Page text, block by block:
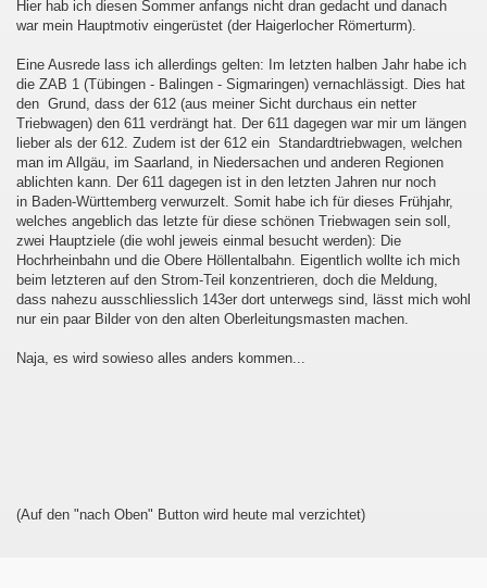
Hier hab ich diesen Sommer anfangs nicht dran gedacht und danach
war mein Hauptmotiv eingerüstet (der Haigerlocher Römerturm).
Eine Ausrede lass ich allerdings gelten: Im letzten halben Jahr habe ich
die ZAB 1 (Tübingen - Balingen - Sigmaringen) vernachlässigt. Dies hat
den Grund, dass der 612 (aus meiner Sicht durchaus ein netter
Triebwagen) den 611 verdrängt hat. Der 611 dagegen war mir um längen
lieber als der 612. Zudem ist der 612 ein Standardtriebwagen, welchen
man im Allgäu, im Saarland, in Niedersachen und anderen Regionen
ablichten kann. Der 611 dagegen ist in den letzten Jahren nur noch
in Baden-Württemberg verwurzelt. Somit habe ich für dieses Frühjahr,
welches angeblich das letzte für diese schönen Triebwagen sein soll,
zwei Hauptziele (die wohl jeweis einmal besucht werden): Die
Hochrheinbahn und die Obere Höllentalbahn. Eigentlich wollte ich mich
beim letzteren auf den Strom-Teil konzentrieren, doch die Meldung,
dass nahezu ausschliesslich 143er dort unterwegs sind, lässt mich wohl
nur ein paar Bilder von den alten Oberleitungsmasten machen.
Naja, es wird sowieso alles anders kommen...
(Auf den "nach Oben" Button wird heute mal verzichtet)